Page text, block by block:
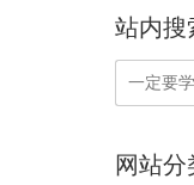
站内搜
网站分